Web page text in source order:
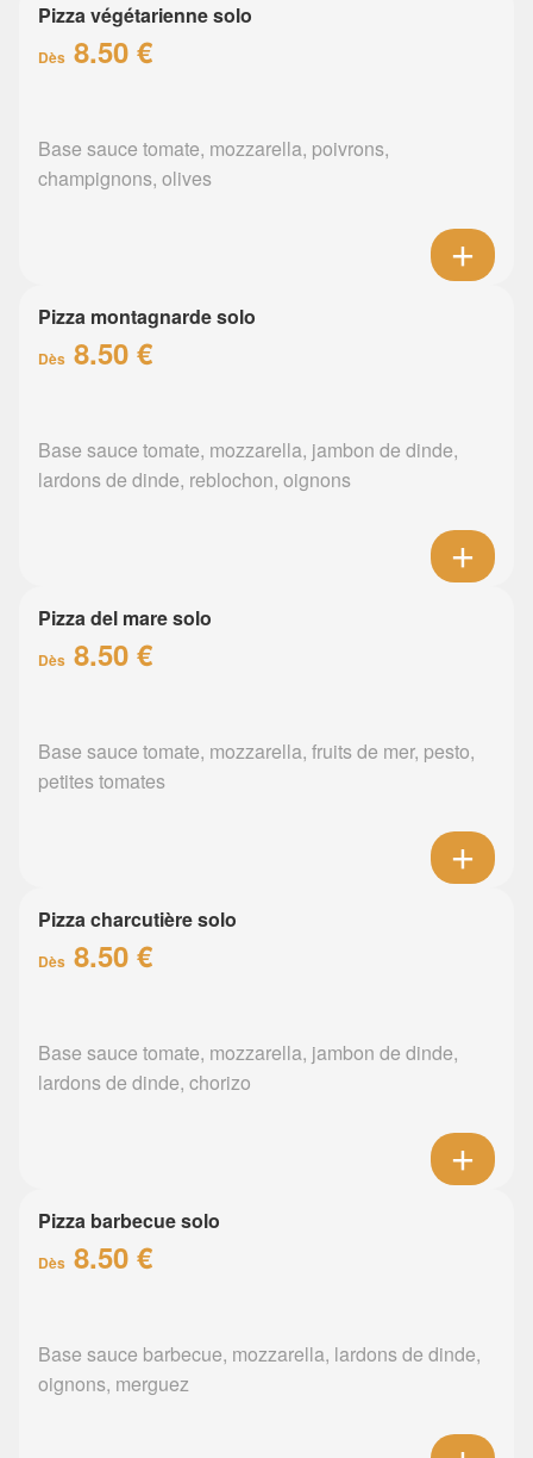
Pizza végétarienne solo
Dès 8.50 €
Base sauce tomate, mozzarella, poivrons,
champignons, olives
Pizza montagnarde solo
Dès 8.50 €
Base sauce tomate, mozzarella, jambon de dinde,
lardons de dinde, reblochon, oignons
Pizza del mare solo
Dès 8.50 €
Base sauce tomate, mozzarella, fruits de mer, pesto,
petites tomates
Pizza charcutière solo
Dès 8.50 €
Base sauce tomate, mozzarella, jambon de dinde,
lardons de dinde, chorizo
Pizza barbecue solo
Dès 8.50 €
Base sauce barbecue, mozzarella, lardons de dinde,
oignons, merguez